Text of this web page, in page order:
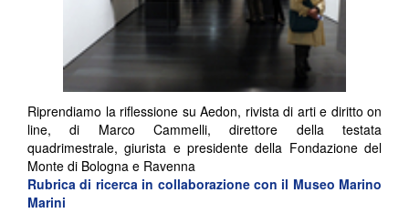
Riprendiamo la riflessione su Aedon, rivista di arti e diritto on
line, di Marco Cammelli, direttore della testata
quadrimestrale, giurista e presidente della Fondazione del
Monte di Bologna e Ravenna
Rubrica di ricerca in collaborazione con il Museo Marino
Marini